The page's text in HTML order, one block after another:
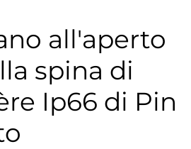
all'aperto
spina di
Ip66 di Pin